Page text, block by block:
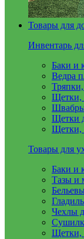
Товары для
Инвентарь
Баки и
Ведра
Щетки,
Щетки
Щетки,
Товары для
Баки и
Тазы и
Чехлы
Щетки,